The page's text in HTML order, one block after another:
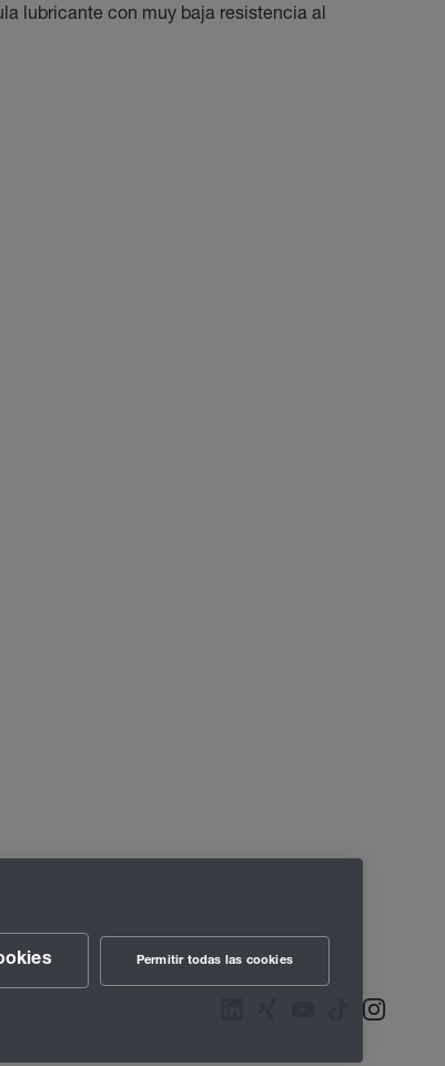
lubricante con muy baja resistencia al
Permitir todas las cookies